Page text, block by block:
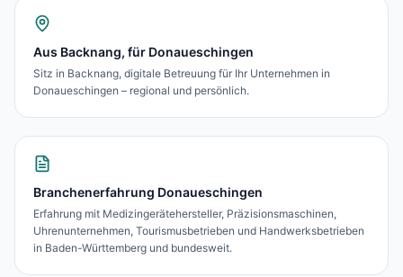
Aus Backnang, für Donaueschingen
Sitz in Backnang, digitale Betreuung für Ihr Unternehmen in
Donaueschingen – regional und persönlich.
Branchenerfahrung Donaueschingen
Erfahrung mit Medizingerätehersteller, Präzisionsmaschinen,
Uhrenunternehmen, Tourismusbetrieben und Handwerksbetrieben
in Baden-Württemberg und bundesweit.